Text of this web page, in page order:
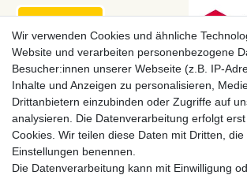
Zahlungsmöglichkeiten
Wir verwenden Cookies und ähnliche
Website und verarbeiten personenbezogene
Besucher:innen unserer Webseite (z.B. IP-
Inhalte und Anzeigen zu personalisieren,
Drittanbietern einzubinden oder Zugriffe auf
analysieren. Die Datenverarbeitung erfolgt
Cookies. Wir teilen diese Daten mit Dritten, die
Einstellungen benennen.
Die Datenverarbeitung kann mit Einwilligung